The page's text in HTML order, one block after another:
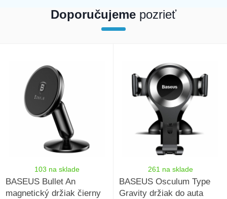
Doporučujeme pozrieť
[10]=> int(21533) }
103 na sklade
BASEUS Bullet An
magnetický držiak čierny
261 na sklade
BASEUS Osculum Type
Gravity držiak do auta